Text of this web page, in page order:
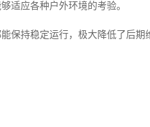
适应各种户外环境的考验。
保持稳定运行，极大降低了后期